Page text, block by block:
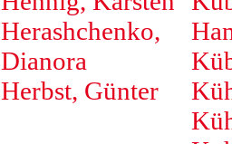
Herashchenko,
Dianora
Herbst, Günter